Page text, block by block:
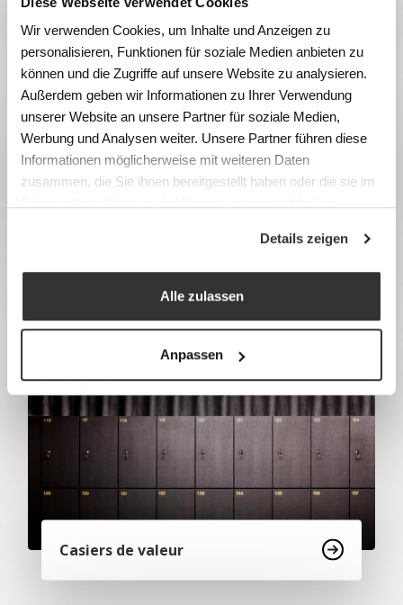
Wir verwenden Cookies, um Inhalte und Anzeigen zu
personalisieren, Funktionen für soziale Medien anbieten zu
können und die Zugriffe auf unsere Website zu analysieren.
Außerdem geben wir Informationen zu Ihrer Verwendung
unserer Website an unsere Partner für soziale Medien,
Werbung und Analysen weiter. Unsere Partner führen diese
Informationen möglicherweise mit weiteren Daten
zusammen, die Sie ihnen bereitgestellt haben oder die sie im
Details zeigen
Alle zulassen
Anpassen
Armoires à casiers
Casiers de valeur